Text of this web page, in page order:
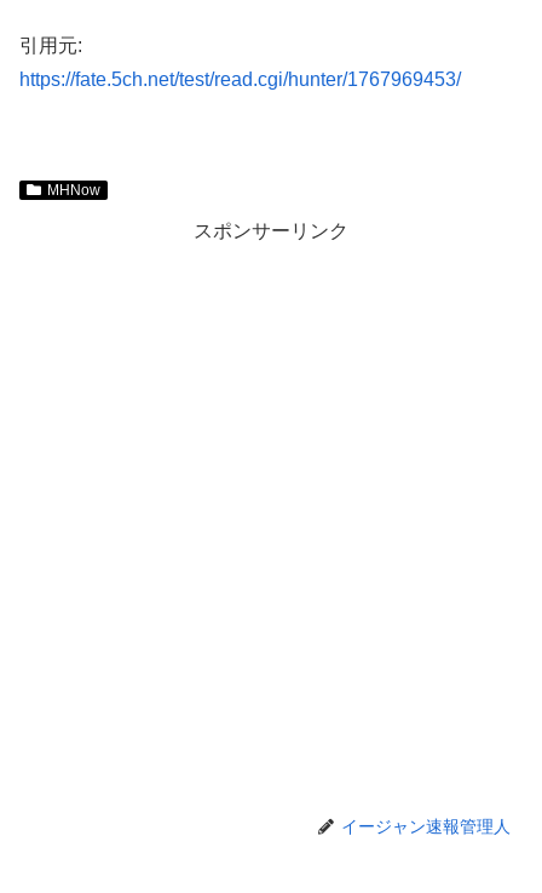
引用元:
https://fate.5ch.net/test/read.cgi/hunter/1767969453/
MHNow
スポンサーリンク
イージャン速報管理人